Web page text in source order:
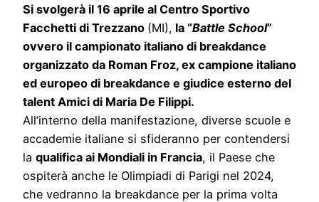
Si svolgerà il 16 aprile al Centro Sportivo
Facchetti di Trezzano (MI), la “Battle School”
ovvero il campionato italiano di breakdance
organizzato da Roman Froz, ex campione italiano
ed europeo di breakdance e giudice esterno del
talent Amici di Maria De Filippi.
All’interno della manifestazione, diverse scuole e
accademie italiane si sfideranno per contendersi
la qualifica ai Mondiali in Francia, il Paese che
ospiterà anche le Olimpiadi di Parigi nel 2024,
che vedranno la breakdance per la prima volta